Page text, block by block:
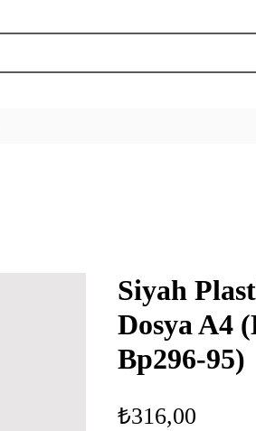
Siyah
Dosya A4
Bp296-95)
₺316,00